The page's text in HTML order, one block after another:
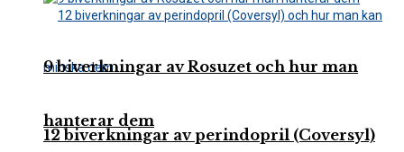
12 biverkningar av perindopril (Coversyl)
9 biverkningar av Rosuzet och hur man
hanterar dem